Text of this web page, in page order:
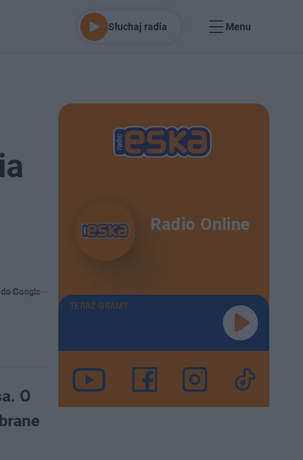
Słuchaj radia Menu
Google
O
Radio Online
TERAZ GRAMY